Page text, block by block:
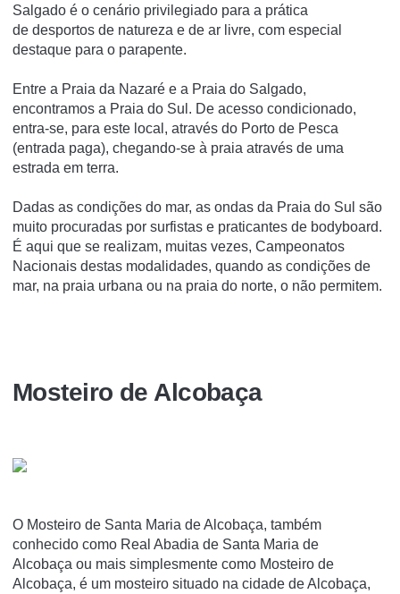
Salgado é o cenário privilegiado para a prática
de desportos de natureza e de ar livre, com especial
destaque para o parapente.
Entre a Praia da Nazaré e a Praia do Salgado,
encontramos a Praia do Sul. De acesso condicionado,
entra-se, para este local, através do Porto de Pesca
(entrada paga), chegando-se à praia através de uma
estrada em terra.
Dadas as condições do mar, as ondas da Praia do Sul são
muito procuradas por surfistas e praticantes de bodyboard.
É aqui que se realizam, muitas vezes, Campeonatos
Nacionais destas modalidades, quando as condições de
mar, na praia urbana ou na praia do norte, o não permitem.
Mosteiro de Alcobaça
O Mosteiro de Santa Maria de Alcobaça, também
conhecido como Real Abadia de Santa Maria de
Alcobaça ou mais simplesmente como Mosteiro de
Alcobaça, é um mosteiro situado na cidade de Alcobaça,